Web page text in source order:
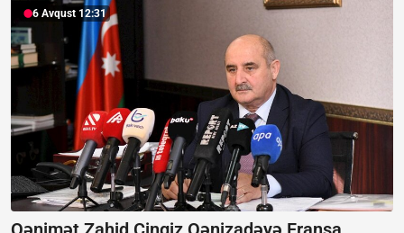
6 Avqust 12:31